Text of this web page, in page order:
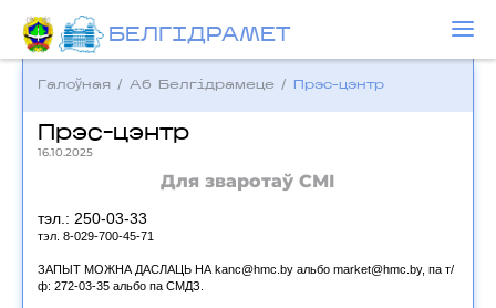
БЕЛГIДРAМЕТ
Галоўная / Аб Белгідрамеце / Прэс-цэнтр
Прэс-цэнтр
16.10.2025
Для зваротаў СМІ
тэл.: 250-03-33
тэл. 8-029-700-45-71
ЗАПЫТ МОЖНА ДАСЛАЦЬ НА kanc@hmc.by альбо market@hmc.by, па т/
ф: 272-03-35 альбо па СМДЗ.